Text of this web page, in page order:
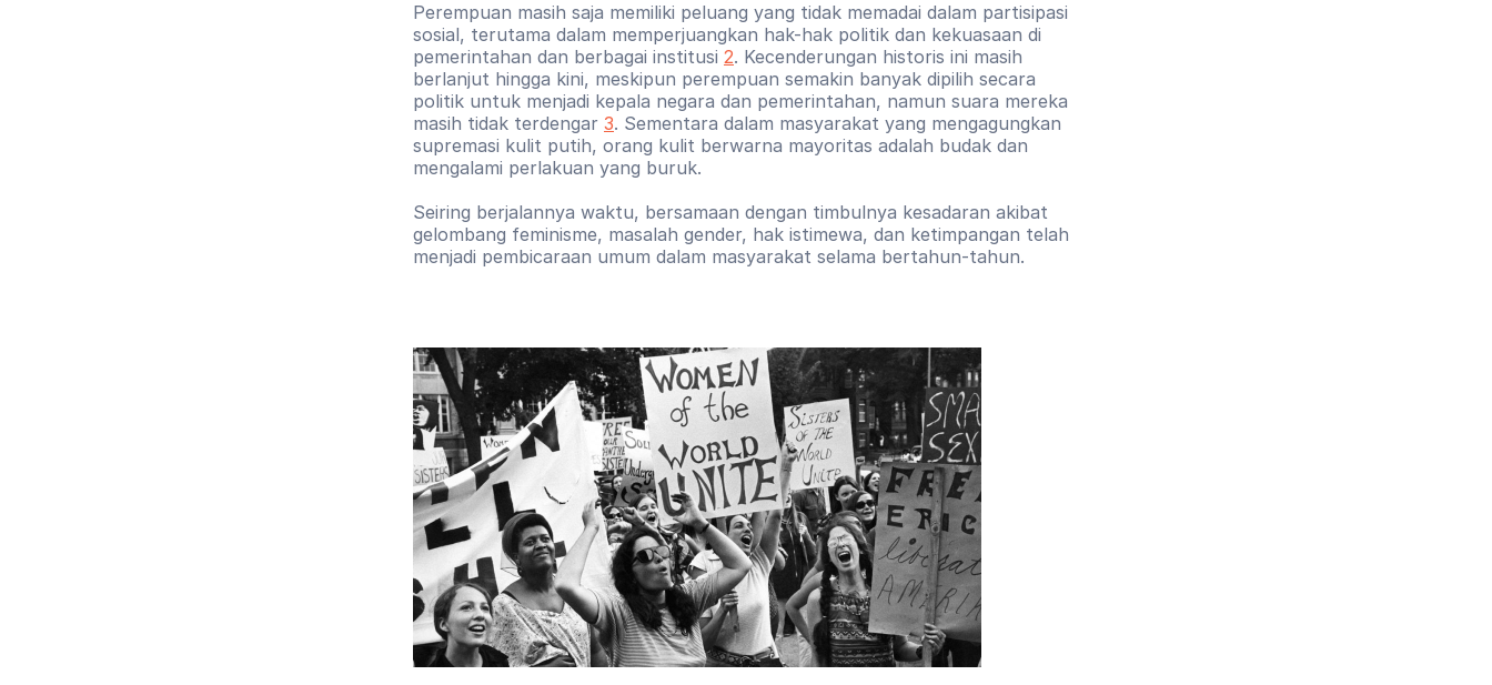
Perempuan masih saja memiliki peluang yang tidak memadai dalam partisipasi
sosial, terutama dalam memperjuangkan hak-hak politik dan kekuasaan di
pemerintahan dan berbagai institusi 2. Kecenderungan historis ini masih
berlanjut hingga kini, meskipun perempuan semakin banyak dipilih secara
politik untuk menjadi kepala negara dan pemerintahan, namun suara mereka
masih tidak terdengar 3. Sementara dalam masyarakat yang mengagungkan
supremasi kulit putih, orang kulit berwarna mayoritas adalah budak dan
mengalami perlakuan yang buruk.
Seiring berjalannya waktu, bersamaan dengan timbulnya kesadaran akibat
gelombang feminisme, masalah gender, hak istimewa, dan ketimpangan telah
menjadi pembicaraan umum dalam masyarakat selama bertahun-tahun.